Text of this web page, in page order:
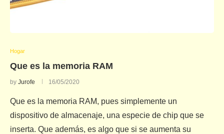
Hogar
Que es la memoria RAM
by Jurofe 16/05/2020
Que es la memoria RAM, pues simplemente un
dispositivo de almacenaje, una especie de chip que se
inserta. Que además, es algo que si se aumenta su